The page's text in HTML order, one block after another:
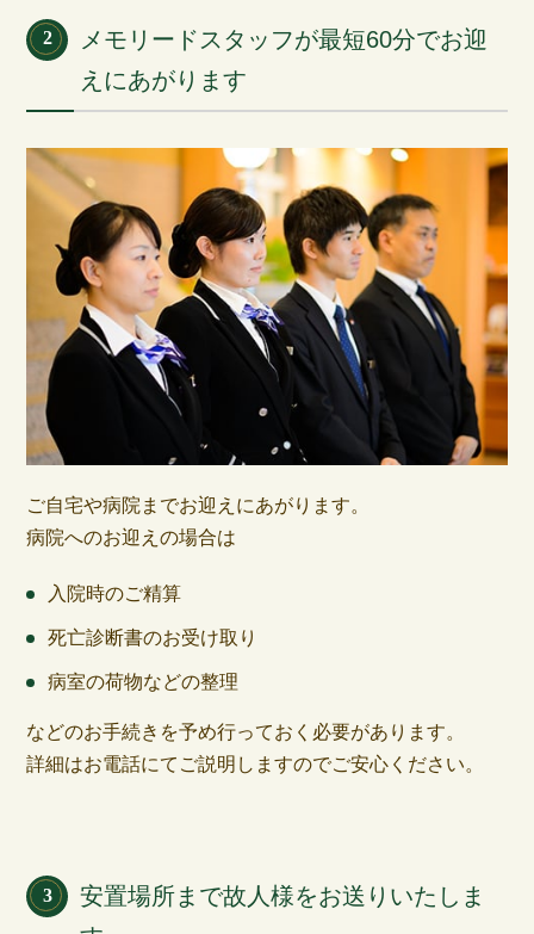
2
メモリードスタッフが最短60分でお迎
えにあがります
ご自宅や病院までお迎えにあがります。
病院へのお迎えの場合は
入院時のご精算
死亡診断書のお受け取り
病室の荷物などの整理
などのお手続きを予め行っておく必要があります。
詳細はお電話にてご説明しますのでご安心ください。
3
安置場所まで故人様をお送りいたしま